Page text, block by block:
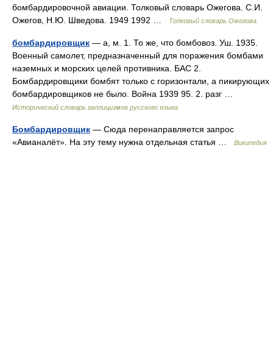
бомбардировочной авиации. Толковый словарь Ожегова. С.И.
Ожегов, Н.Ю. Шведова. 1949 1992 …
Толковый словарь Ожегова
бомбардировщик — а, м. 1. То же, что бомбовоз. Уш. 1935.
Военный самолет, предназначенный для поражения бомбами
наземных и морских целей противника. БАС 2.
Бомбардировщики бомбят только с горизонтали, а пикирующих
бомбардировщиков не было. Война 1939 95. 2. разг …
Исторический словарь галлицизмов русского языка
Бомбардировщик — Сюда перенаправляется запрос
«Авианалёт». На эту тему нужна отдельная статья …
Википедия